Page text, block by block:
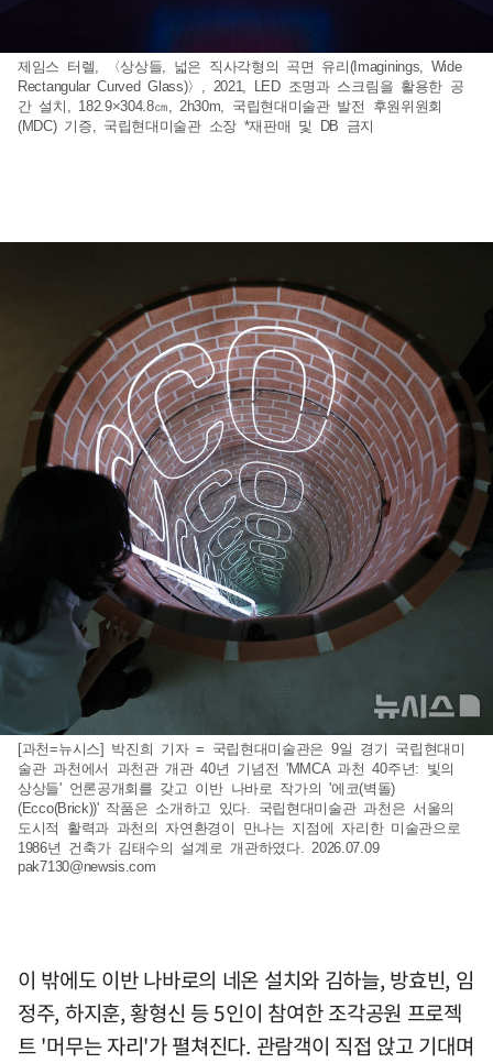
제임스 터렐, 〈상상들, 넓은 직사각형의 곡면 유리(Imaginings, Wide
Rectangular Curved Glass)〉, 2021, LED 조명과 스크림을 활용한 공
간 설치, 182.9×304.8㎝, 2h30m, 국립현대미술관 발전 후원위원회
(MDC) 기증, 국립현대미술관 소장 *재판매 및 DB 금지
[과천=뉴시스] 박진희 기자 = 국립현대미술관은 9일 경기 국립현대미
술관 과천에서 과천관 개관 40년 기념전 'MMCA 과천 40주년: 빛의
상상들' 언론공개회를 갖고 이반 나바로 작가의 '에코(벽돌)
(Ecco(Brick))' 작품은 소개하고 있다. 국립현대미술관 과천은 서울의
도시적 활력과 과천의 자연환경이 만나는 지점에 자리한 미술관으로
1986년 건축가 김태수의 설계로 개관하였다. 2026.07.09
pak7130@newsis.com
이 밖에도 이반 나바로의 네온 설치와 김하늘, 방효빈, 임
정주, 하지훈, 황형신 등 5인이 참여한 조각공원 프로젝
트 '머무는 자리'가 펼쳐진다. 관람객이 직접 앉고 기대며